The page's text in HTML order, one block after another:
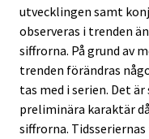
utvecklingen samt
observeras i trenden
siffrorna. På grund av
trenden förändras
tas med i serien. Det
preliminära karaktär
siffrorna.